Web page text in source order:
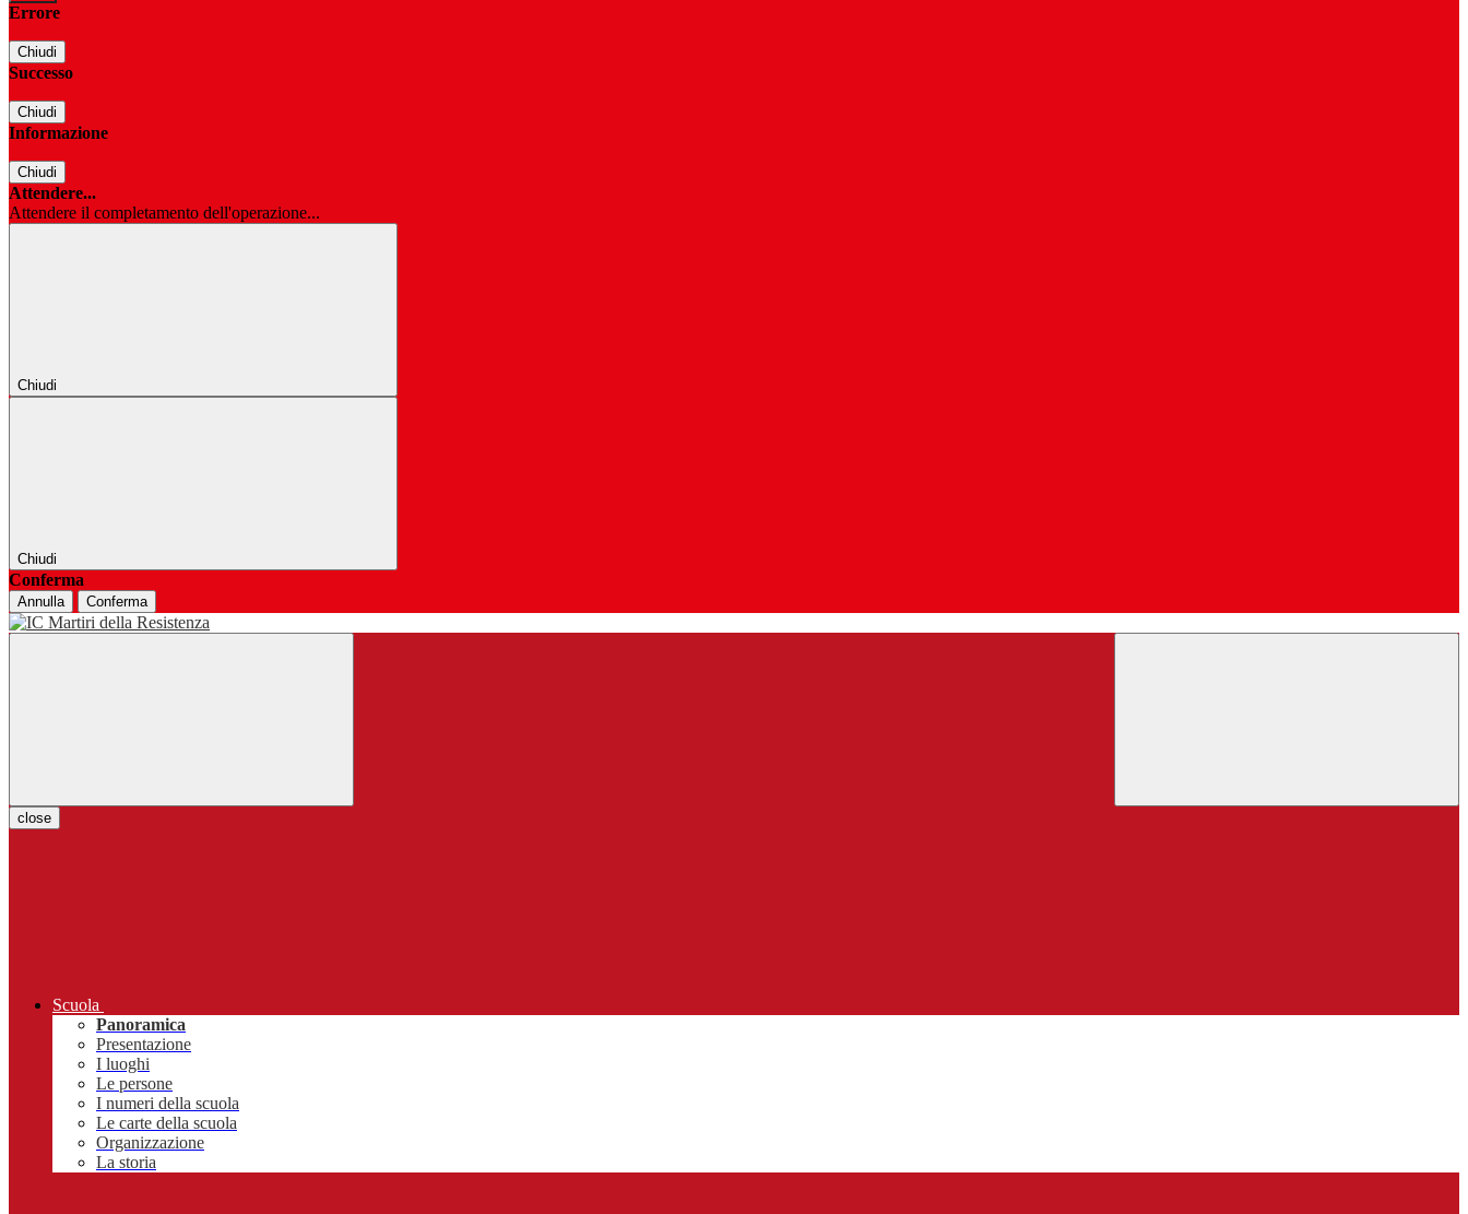
Errore
Chiudi
Successo
Chiudi
Informazione
Chiudi
Attendere...
Attendere il completamento dell'operazione...
Chiudi
Chiudi
Conferma
Annulla Conferma
close
Scuola
Panoramica
Presentazione
I luoghi
Le persone
I numeri della scuola
Le carte della scuola
Organizzazione
La storia